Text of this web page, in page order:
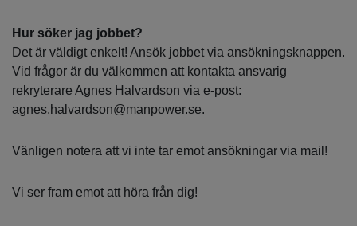
Hur söker jag jobbet?
Det är väldigt enkelt! Ansök jobbet via ansökningsknappen.
Vid frågor är du välkommen att kontakta ansvarig
rekryterare Agnes Halvardson via e-post:
agnes.halvardson@manpower.se.
Vänligen notera att vi inte tar emot ansökningar via mail!
Vi ser fram emot att höra från dig!